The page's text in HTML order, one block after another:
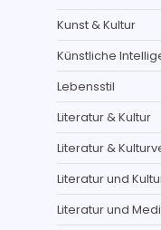
Kunst & Kultur
Künstliche
Lebensstil
Literatur & Kultur
Literatur &
Literatur und
Literatur und